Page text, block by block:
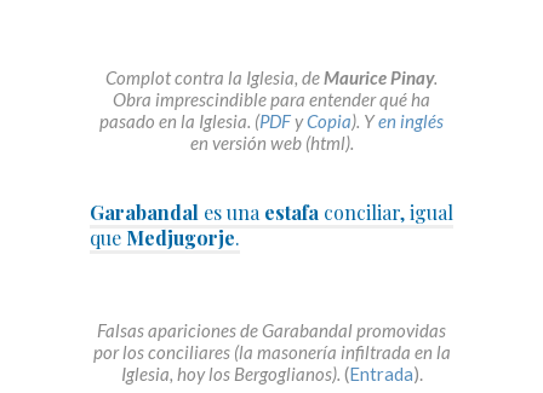
Complot contra la Iglesia, deMaurice Pinay.
Obra imprescindible para entender qué ha
pasado en la Iglesia. (PDFyCopia). Yen inglés
en versión web (html).
Garabandal es unaestafa conciliar, igual
que Medjugorje.
Falsas apariciones de Garabandal promovidas
por los conciliares (la masonería infiltrada en la
Iglesia, hoy los Bergoglianos). (Entrada).